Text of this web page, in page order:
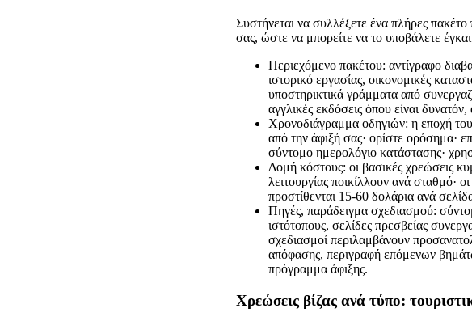
Συστήνεται να συλλέξετε ένα πλήρες πακέτο
σας, ώστε να μπορείτε να το υποβάλετε
Περιεχόμενο πακέτου: αντίγραφο
ιστορικό εργασίας, οικονομικές
υποστηρικτικά γράμματα από
αγγλικές εκδόσεις όπου είναι
Χρονοδιάγραμμα οδηγιών: η εποχή του
από την άφιξή σας· ορίστε ορόσημα·
σύντομο ημερολόγιο κατάστασης·
Δομή κόστους: οι βασικές χρεώσεις
λειτουργίας ποικίλλουν ανά σταθμό·
προστίθενται 15-60 δολάρια ανά
Πηγές, παράδειγμα σχεδιασμού:
ιστότοπους, σελίδες πρεσβείας
σχεδιασμοί περιλαμβάνουν
απόφασης, περιγραφή επόμενων
πρόγραμμα άφιξης.
Χρεώσεις βίζας ανά τύπο: